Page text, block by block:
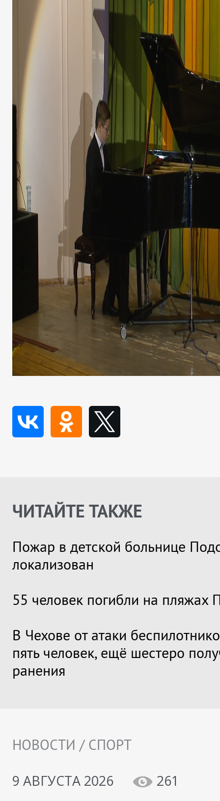
ЧИТАЙТЕ ТАКЖЕ
Пожар в детской больнице
локализован
55 человек погибли на пляжах
В Чехове от атаки
пять человек, ещё шестеро
ранения
НОВОСТИ / СПОРТ
9 АВГУСТА 2026
261